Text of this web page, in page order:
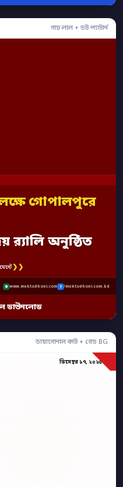
গাঢ় লাল + ডট প্যাটার্ন
গোপালপুরে
অনুষ্ঠিত
❯❯
www.muktodhoni.com /muktodhoni.com.bd
ডাউনলোড
ডায়াগোনাল কাট + রেড BG
ডিসেম্বর ১৭, ২০২৫